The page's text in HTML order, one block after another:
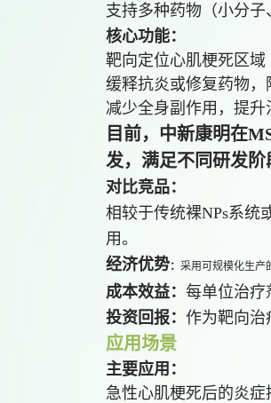
支持多种药物（小分
核心功能：
靶向定位心肌梗死区域
缓释抗炎或修复药物，
减少全身副作用，提升
目前，中新康明在
发，满足不同研发阶
对比竞品：
相较于传统裸NPs系统
用。
经济优势：采用可规模化生产
成本效益：每单位治疗
投资回报：作为靶向治
应用场景
主要应用：
急性心肌梗死后的炎症